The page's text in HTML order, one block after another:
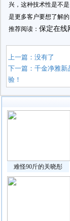
兴，这种技术性是不
是更多客户要想了解的
推荐阅读： 保定在线
上一篇：没有了
下一篇：千金净雅新
验！
难怪90斤的关晓彤